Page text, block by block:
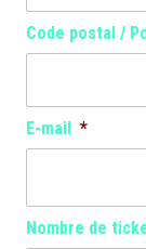
Code postal /
E-mail *
Nombre de